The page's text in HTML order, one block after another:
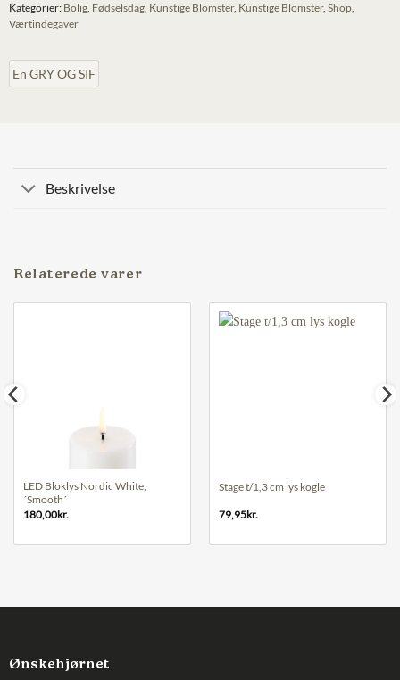
Kategorier: Bolig Fødselsdag Kunstige Blomster, Kunstige Blomster, Shop
Værtindegaver
En GRY OG SIF
Beskrivelse
Relaterede varer
LED Bloklys Nordic White,
´Smooth´
180,00kr.
Stage t/1,3 cm lys kogle
79,95kr.
Ønskehjørnet